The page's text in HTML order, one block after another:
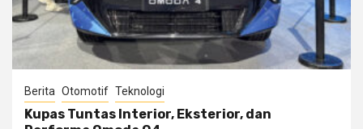
Berita Otomotif Teknologi
Kupas Tuntas Interior, Eksterior, dan